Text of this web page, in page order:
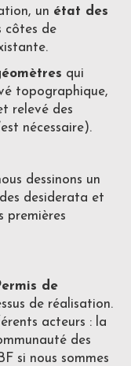
un état des
côtes de
qui
topographique,
relevé des
nécessaire).
dessinons un
desiderata et
premières
de
de réalisation.
acteurs : la
des
si nous sommes